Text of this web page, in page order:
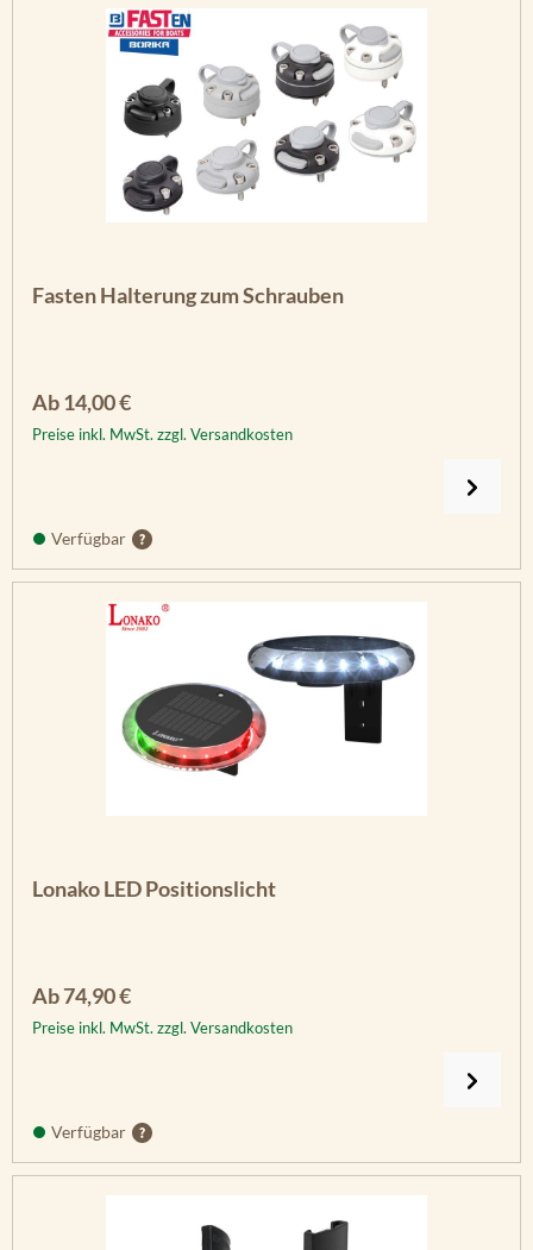
Fasten Halterung zum Schrauben
Regulärer Preis:
Ab14,00 €
Preise inkl. MwSt. zzgl. Versandkosten
Verfügbar
Lonako LED Positionslicht
Regulärer Preis:
Ab74,90 €
Preise inkl. MwSt. zzgl. Versandkosten
Verfügbar